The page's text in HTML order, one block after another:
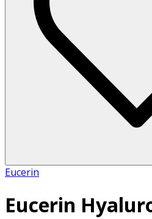
Eucerin
Eucerin